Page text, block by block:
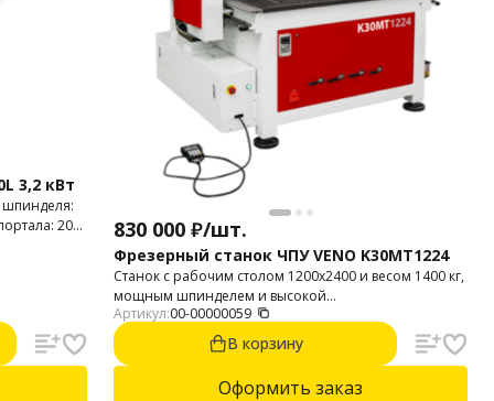
3,2 кВт
200
830 000 ₽/шт.
Фрезерный станок ЧПУ VENO K30MT1224
Станок с рабочим столом 1200х2400 и весом 1400 кг,
мощным шпинделем и высокой
производительностью. Шпиндель, кВт: 3.0.
Квадратные линейные направляющие, мм: 20.
Косозубая рейка по осям XY. Централизованная
система смазки.
Артикул:00-00000059
В корзину
Оформить заказ